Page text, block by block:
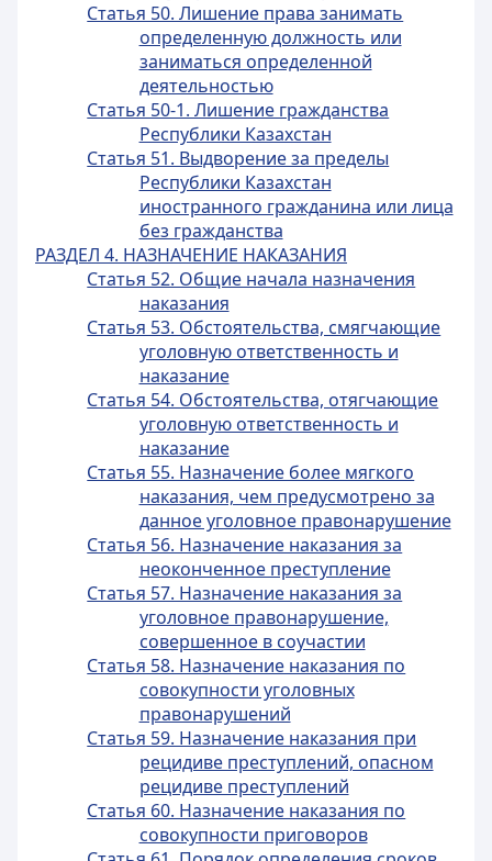
Статья 50. Лишение права занимать
определенную должность или
заниматься определенной
деятельностью
Статья 50-1. Лишение гражданства
Республики Казахстан
Статья 51. Выдворение за пределы
Республики Казахстан
иностранного гражданина или лица
без гражданства
РАЗДЕЛ 4. НАЗНАЧЕНИЕ НАКАЗАНИЯ
Статья 52. Общие начала назначения
наказания
Статья 53. Обстоятельства, смягчающие
уголовную ответственность и
наказание
Статья 54. Обстоятельства, отягчающие
уголовную ответственность и
наказание
Статья 55. Назначение более мягкого
наказания, чем предусмотрено за
данное уголовное правонарушение
Статья 56. Назначение наказания за
неоконченное преступление
Статья 57. Назначение наказания за
уголовное правонарушение,
совершенное в соучастии
Статья 58. Назначение наказания по
совокупности уголовных
правонарушений
Статья 59. Назначение наказания при
рецидиве преступлений, опасном
рецидиве преступлений
Статья 60. Назначение наказания по
совокупности приговоров